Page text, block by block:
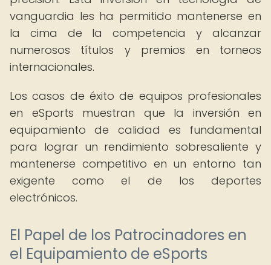
vanguardia les ha permitido mantenerse en
la cima de la competencia y alcanzar
numerosos títulos y premios en torneos
internacionales.
Los casos de éxito de equipos profesionales
en eSports muestran que la inversión en
equipamiento de calidad es fundamental
para lograr un rendimiento sobresaliente y
mantenerse competitivo en un entorno tan
exigente como el de los deportes
electrónicos.
El Papel de los Patrocinadores en
el Equipamiento de eSports